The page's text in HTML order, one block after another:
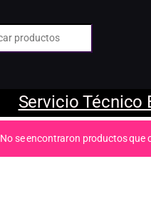
de:
Servicio Técnico
No se encontraron productos que